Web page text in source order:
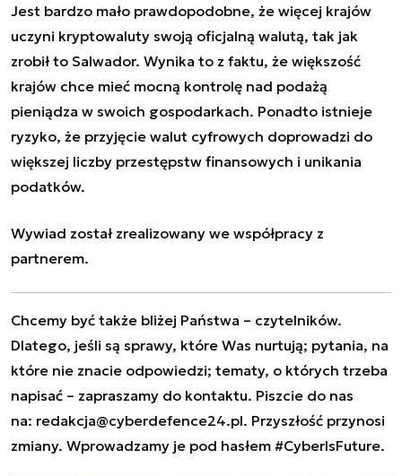
Jest bardzo mało prawdopodobne, że więcej krajów
uczyni kryptowaluty swoją oficjalną walutą, tak jak
zrobił to Salwador. Wynika to z faktu, że większość
krajów chce mieć mocną kontrolę nad podażą
pieniądza w swoich gospodarkach. Ponadto istnieje
ryzyko, że przyjęcie walut cyfrowych doprowadzi do
większej liczby przestępstw finansowych i unikania
podatków.
Wywiad został zrealizowany we współpracy z
partnerem.
Chcemy być także bliżej Państwa – czytelników.
Dlatego, jeśli są sprawy, które Was nurtują; pytania, na
które nie znacie odpowiedzi; tematy, o których trzeba
napisać – zapraszamy do kontaktu. Piszcie do nas
na: redakcja@cyberdefence24.pl. Przyszłość przynosi
zmiany. Wprowadzamy je pod hasłem #CyberIsFuture.